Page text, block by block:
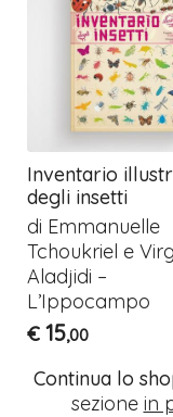
Inventario
degli insetti
di Emmanuelle
Tchoukriel e
Aladjidi –
L’Ippocampo
€ 15,00
Continua lo
sezione in